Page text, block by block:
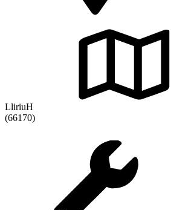
LliriuH
(66170)